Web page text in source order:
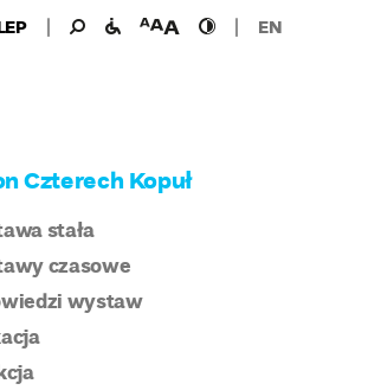
Wyszukaj
Wyszukiwanie
dla:
udogodnieniawielkość
czcionki
wysoki
kontrast
EN
Czterech Kopuł
stała
czasowe
wystaw